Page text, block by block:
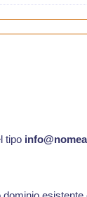
tipo